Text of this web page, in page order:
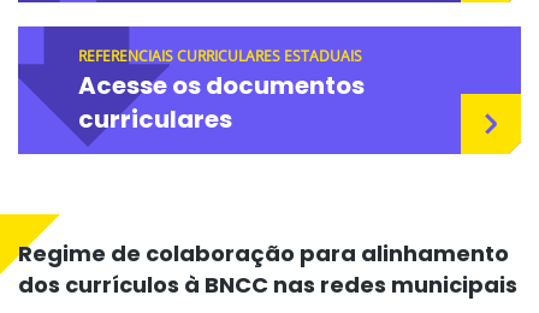
REFERENCIAIS CURRICULARES ESTADUAIS
Acesse os documentos
curriculares
Regime de colaboração para alinhamento
dos currículos à BNCC nas redes municipais